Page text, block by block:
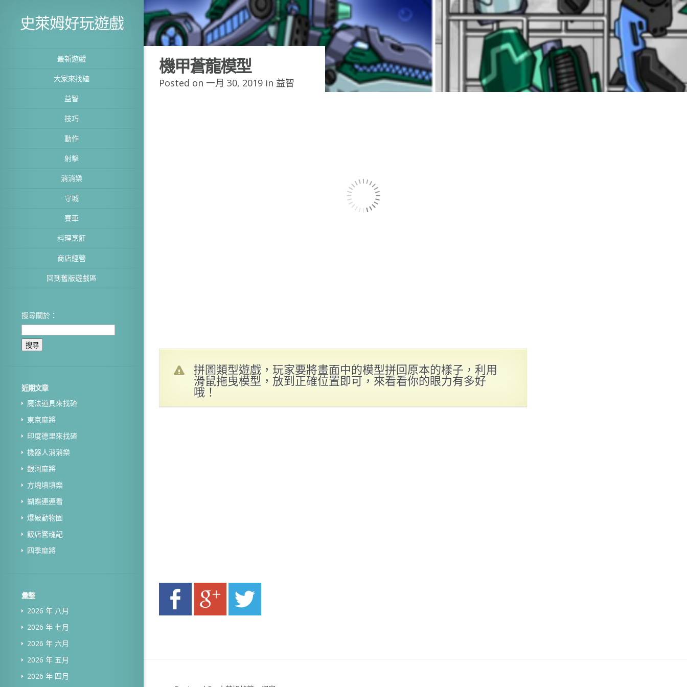
史萊姆好玩遊戲
最新遊戲
大家來找碴
益智
技巧
動作
射擊
消消樂
守城
賽車
料理烹飪
商店經營
回到舊版遊戲區
搜尋關於：
近期文章
魔法道具來找碴
東京麻將
印度德里來找碴
機器人消消樂
銀河麻將
方塊填填樂
蝴蝶連連看
爆破動物園
飯店驚魂記
四季麻將
彙整
2026 年 八月
2026 年 七月
2026 年 六月
2026 年 五月
2026 年 四月
機甲蒼龍模型
Posted on 一月 30, 2019 in 益智
拼圖類型遊戲，玩家要將畫面中的模型拼回原本的樣子，利用
滑鼠拖曳模型，放到正確位置即可，來看看你的眼力有多好
哦！